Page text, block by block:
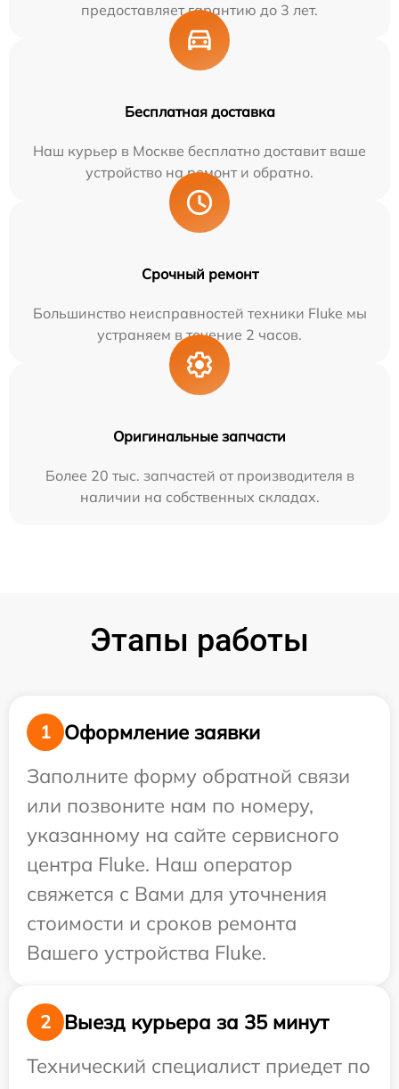
предоставляет гарантию до 3 лет.
Бесплатная доставка
Наш курьер в Москве бесплатно доставит ваше
устройство на ремонт и обратно.
Срочный ремонт
Большинство неисправностей техники Fluke мы
устраняем в течение 2 часов.
Оригинальные запчасти
Более 20 тыс. запчастей от производителя в
наличии на собственных складах.
Этапы работы
1
Оформление заявки
Заполните форму обратной связи
или позвоните нам по номеру,
указанному на сайте сервисного
центра Fluke. Наш оператор
свяжется с Вами для уточнения
стоимости и сроков ремонта
Вашего устройства Fluke.
2
Выезд курьера за 35 минут
Технический специалист приедет по